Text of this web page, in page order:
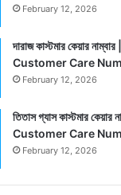
February 12, 2026
দারাজ কাস্টমার কেয়ার
Customer Care
February 12, 2026
তিতাস গ্যাস কাস্টমার
Customer Care
February 12, 2026